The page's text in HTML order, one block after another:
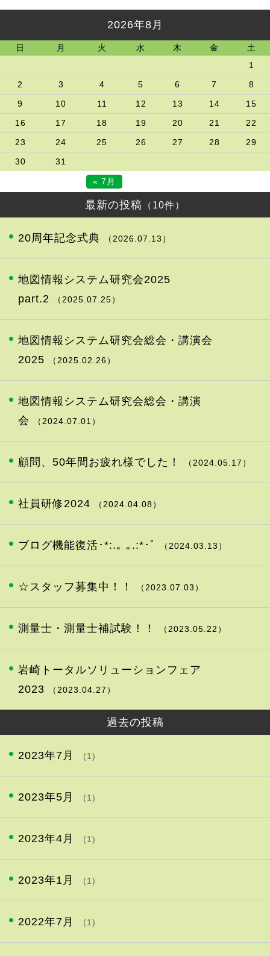
2026年8月
日 月 火 水 木 金 土
« 7月
1
2
3 4 5 6 7
8
9
10 11 12 13 14
15
16
17 18 19 20 21
22
23
24 25 26 27 28
29
30
31
最新の投稿 （10件）
20周年記念式典 （2026.07.13）
地図情報システム研究会2025
part.2
（2025.07.25）
地図情報システム研究会総会・講演会
2025
（2025.02.26）
地図情報システム研究会総会・講演
会
（2024.07.01）
顧問、50年間お疲れ様でした！ （2024.05.17）
社員研修2024 （2024.04.08）
ブログ機能復活･*:.｡ ｡.:*･ﾟ （2024.03.13）
☆スタッフ募集中！！ （2023.07.03）
測量士・測量士補試験！！ （2023.05.22）
岩崎トータルソリューションフェア
2023
（2023.04.27）
過去の投稿
2023年7月 (1)
2023年5月 (1)
2023年4月 (1)
2023年1月 (1)
2022年7月 (1)